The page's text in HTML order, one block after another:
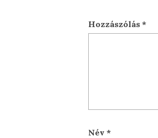
Hozzászólás *
Név *